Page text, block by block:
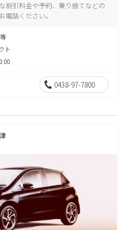
割引料金や予約、乗り捨てなどの
電話ください。
ト
0438-97-7800